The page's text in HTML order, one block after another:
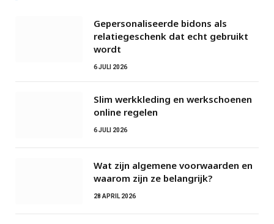
Gepersonaliseerde bidons als
relatiegeschenk dat echt gebruikt
wordt
6 JULI 2026
Slim werkkleding en werkschoenen
online regelen
6 JULI 2026
Wat zijn algemene voorwaarden en
waarom zijn ze belangrijk?
28 APRIL 2026